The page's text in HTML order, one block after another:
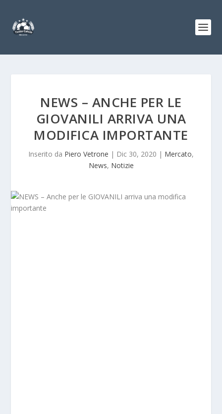
NEWS – ANCHE PER LE
GIOVANILI ARRIVA UNA
MODIFICA IMPORTANTE
Inserito da Piero Vetrone | Dic 30, 2020 | Mercato,
News, Notizie